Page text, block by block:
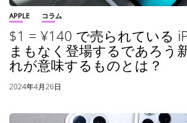
APPLE コラム
$1 = ¥140 で売られている
まもなく登場するであろう
れが意味するものとは？
2024年4月26日